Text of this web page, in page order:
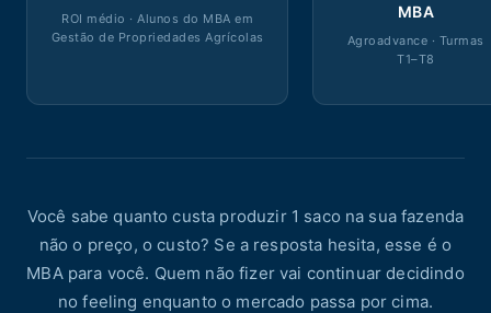
ROI médio · Alunos do MBA em
Gestão de Propriedades Agrícolas
MBA
Agroadvance · Turmas
T1–T8
Você sabe quanto custa produzir 1 saco na sua fazenda
não o preço, o custo? Se a resposta hesita, esse é o
MBA para você. Quem não fizer vai continuar decidindo
no feeling enquanto o mercado passa por cima.